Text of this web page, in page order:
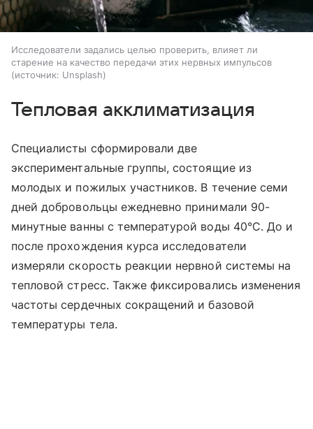
Исследователи задались целью проверить, влияет ли
старение на качество передачи этих нервных импульсов
источник: Unsplash
Тепловая акклиматизация
Специалисты сформировали две
экспериментальные группы, состоящие из
молодых и пожилых участников. В течение семи
дней добровольцы ежедневно принимали 90-
минутные ванны с температурой воды 40°С. До и
после прохождения курса исследователи
измеряли скорость реакции нервной системы на
тепловой стресс. Также фиксировались изменения
частоты сердечных сокращений и базовой
температуры тела.